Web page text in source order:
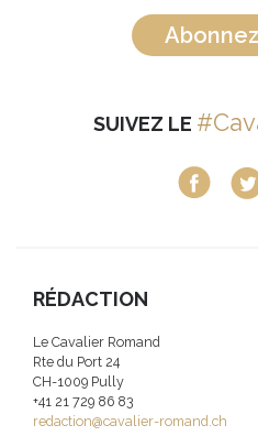
SUIVEZ LE
RÉDACTION
Le Cavalier Romand
Rte du Port 24
CH-1009 Pully
+41 21 729 86 83
redaction@cavalier-romand.ch